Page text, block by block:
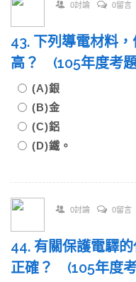
0討論 0留言
43. 下列導電材料
高？ (105年度考
(A)銀
(B)金
(C)鋁
(D)鐵。
0討論 0留言
44. 有關保護電驛
正確？ (105年度